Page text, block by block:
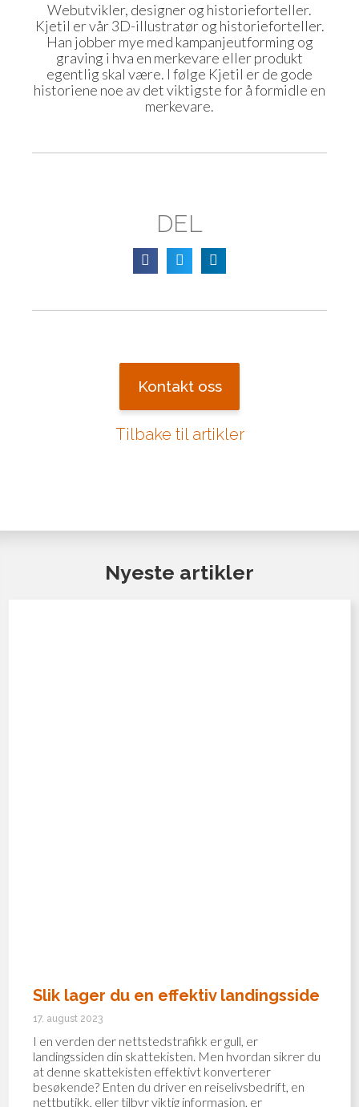
Webutvikler, designer og historieforteller.
Kjetil er vår 3D-illustratør og historieforteller.
Han jobber mye med kampanjeutforming og
graving i hva en merkevare eller produkt
egentlig skal være. I følge Kjetil er de gode
historiene noe av det viktigste for å formidle en
merkevare.
DEL
Kontakt oss
Tilbake til artikler
Nyeste artikler
Slik lager du en effektiv landingsside
17. august 2023
I en verden der nettstedstrafikk er gull, er
landingssiden din skattekisten. Men hvordan sikrer du
at denne skattekisten effektivt konverterer
besøkende? Enten du driver en reiselivsbedrift, en
nettbutikk, eller tilbyr viktig informasjon, er